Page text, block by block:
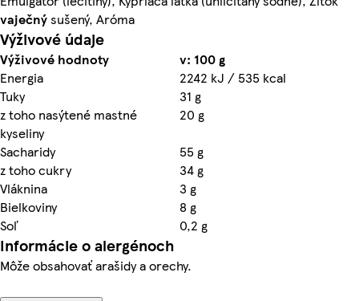
vaječnýsušený, Aróma
Výživové údaje
Výživové hodnoty
v: 100 g
Energia
2242 kJ / 535 kcal
Tuky
31 g
z toho nasýtené mastné
kyseliny
20 g
Sacharidy
55 g
z toho cukry
34 g
Vláknina
3 g
Bielkoviny
8 g
Soľ
0,2 g
Informácie o alergénoch
Môže obsahovať arašidy a orechy.